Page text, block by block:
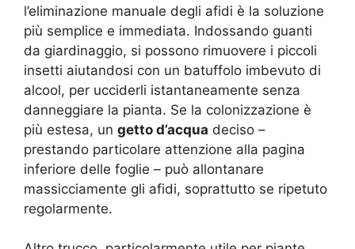
l’eliminazione manuale degli afidi è la soluzione
più semplice e immediata. Indossando guanti
da giardinaggio, si possono rimuovere i piccoli
insetti aiutandosi con un batuffolo imbevuto di
alcool, per ucciderli istantaneamente senza
danneggiare la pianta. Se la colonizzazione è
più estesa, un getto d’acqua deciso –
prestando particolare attenzione alla pagina
inferiore delle foglie – può allontanare
massicciamente gli afidi, soprattutto se ripetuto
regolarmente.